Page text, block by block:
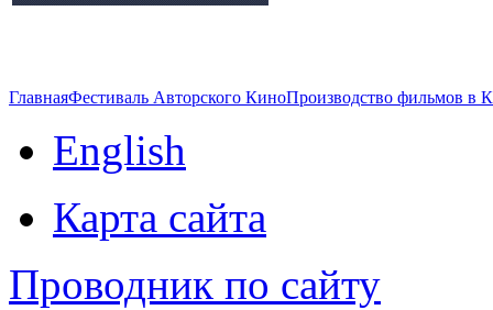
ГлавнаяФестиваль Авторского КиноПроизводство фильмов в
English
Карта сайта
Проводник по сайту